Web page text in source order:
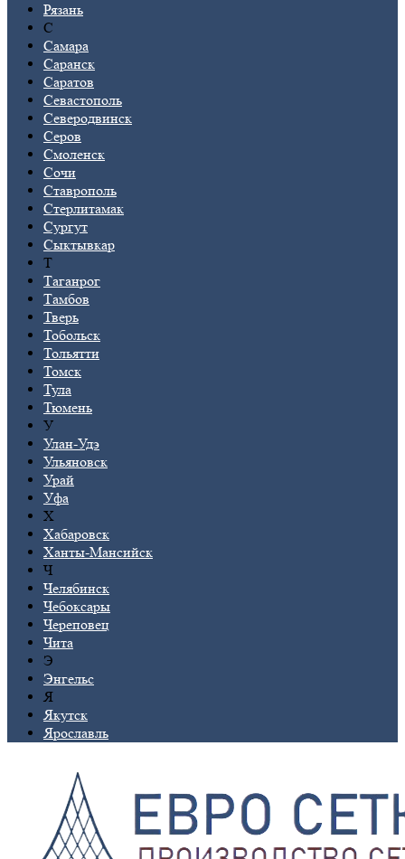
Рязань
С
Самара
Саранск
Саратов
Севастополь
Северодвинск
Серов
Смоленск
Сочи
Ставрополь
Стерлитамак
Сургут
Сыктывкар
Т
Таганрог
Тамбов
Тверь
Тобольск
Тольятти
Томск
Тула
Тюмень
У
Улан-Удэ
Ульяновск
Урай
Уфа
Х
Хабаровск
Ханты-Мансийск
Ч
Челябинск
Чебоксары
Череповец
Чита
Э
Энгельс
Я
Якутск
Ярославль